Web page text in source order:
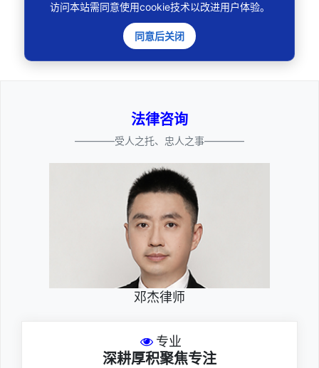
法律咨询
————受人之托、忠人之事————
邓杰律师
专业
深耕厚积聚焦专注
访问本站需同意使用cookie技术以改进用户体验。
同意后关闭